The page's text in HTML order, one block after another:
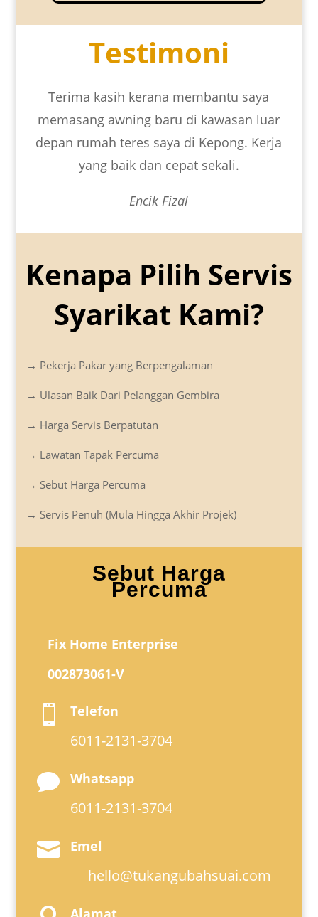
Testimoni
Terima kasih kerana membantu saya
memasang awning baru di kawasan luar
depan rumah teres saya di Kepong. Kerja
yang baik dan cepat sekali.
Encik Fizal
Kenapa Pilih Servis
Syarikat Kami?
→ Pekerja Pakar yang Berpengalaman
→ Ulasan Baik Dari Pelanggan Gembira
→ Harga Servis Berpatutan
→ Lawatan Tapak Percuma
→ Sebut Harga Percuma
→ Servis Penuh (Mula Hingga Akhir Projek)
Sebut Harga
Percuma
Fix Home Enterprise
002873061-V
 Telefon
6011-2131-3704
 Whatsapp
6011-2131-3704
 Emel
hello@tukangubahsuai.com
Alamat